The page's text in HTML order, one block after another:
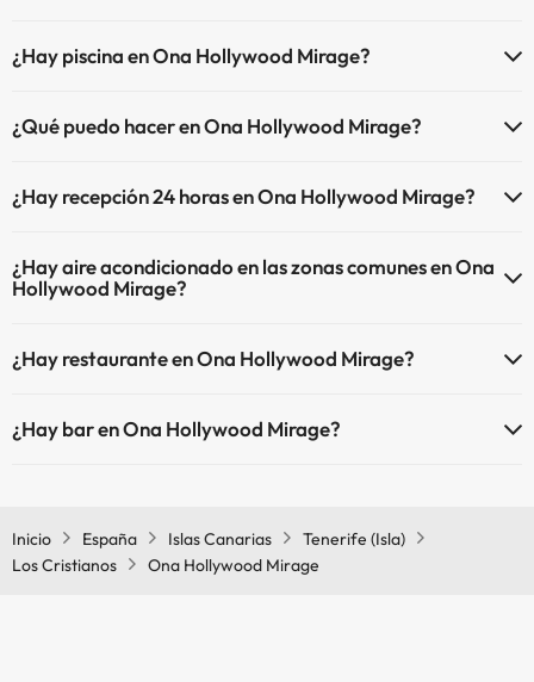
¿Hay piscina en Ona Hollywood Mirage?
pago) Aquí tienes más info sobre la piscina y otras instalaciones.
Piscina al aire libre (toda la temporada)
¿Qué puedo hacer en Ona Hollywood Mirage?
(algunas pueden ser de pago).
¿Hay recepción 24 horas en Ona Hollywood Mirage?
¿Hay aire acondicionado en las zonas comunes en Ona
Hollywood Mirage?
comunes.
¿Hay restaurante en Ona Hollywood Mirage?
¿Hay bar en Ona Hollywood Mirage?
Inicio España Islas Canarias
Tenerife (Isla)
Los Cristianos
Ona Hollywood Mirage